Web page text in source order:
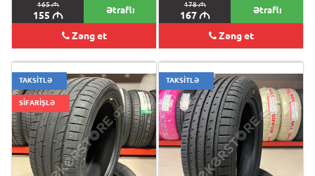
165M
155 M Ətraflı
Zəng et
178M
167M Ətraflı
Zəng et
TAKSİTLƏ
SİFARİŞLƏ
TAKSİTLƏ